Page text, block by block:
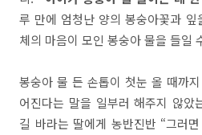
루 만에 엄청난 양의 봉숭아꽃과
체의 마음이 모인 봉숭아 물을 들일
봉숭아 물 든 손톱이 첫눈 올 때까
어진다는 말을 일부러 해주지 않았
길 바라는 딸에게 농반진반 “그러